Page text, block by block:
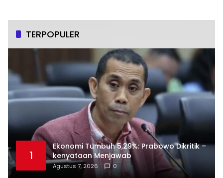
TERPOPULER
1
Ekonomi Tumbuh 5,29%: Prabowo Dikritik –
kenyataan Menjawab
Agustus 7, 2026 0